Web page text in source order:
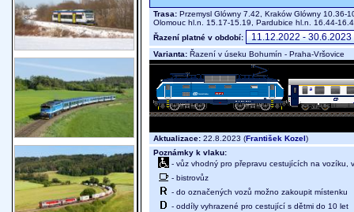
Trasa: Przemysl Glówny 7.42, Kraków Glówny
Olomouc hl.n. 15.17-15.19, Pardubice hl.n. 16.44-
Řazení platné v období:
Varianta: Řazení v úseku Bohumín - Praha-Vršovice
Aktualizace: 22.8.2023 (František Kozel)
Poznámky k vlaku:
- vůz vhodný pro přepravu cestujících na vozíku,
- bistrovůz
- do označených vozů možno zakoupit místenku
- oddíly vyhrazené pro cestující s dětmi do 10 let